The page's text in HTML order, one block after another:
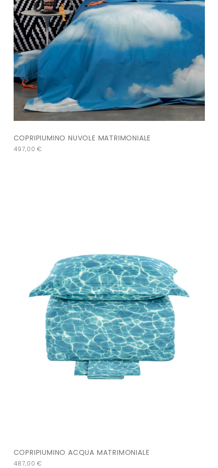
COPRIPIUMINO NUVOLE MATRIMONIALE
497,00€
COPRIPIUMINO ACQUA MATRIMONIALE
487,00€